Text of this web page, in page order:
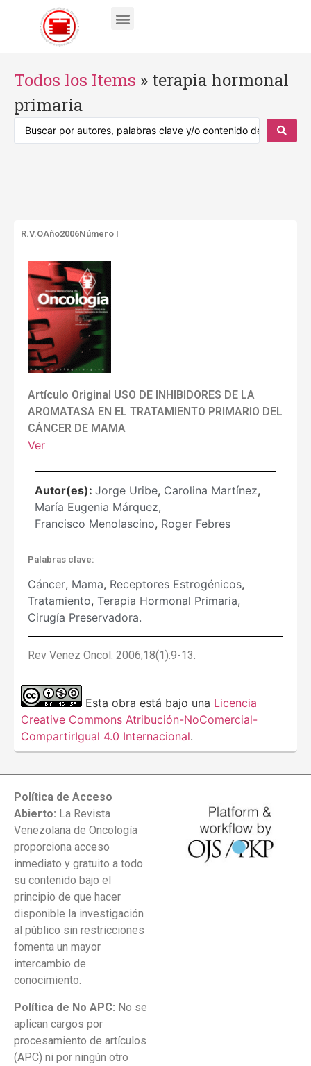
Todos los Items » terapia hormonal
primaria
R.V.OAño2006Número I
Artículo Original USO DE INHIBIDORES DE LA
AROMATASA EN EL TRATAMIENTO PRIMARIO DEL
CÁNCER DE MAMA
Ver
Autor(es): Jorge Uribe, Carolina Martínez,
María Eugenia Márquez,
Francisco Menolascino, Roger Febres
Palabras clave:
Cáncer, Mama, Receptores Estrogénicos,
Tratamiento, Terapia Hormonal Primaria,
Cirugía Preservadora.
Rev Venez Oncol. 2006;18(1):9-13.
Esta obra está bajo una Licencia
Creative Commons Atribución-NoComercial-
CompartirIgual 4.0 Internacional.
Política de Acceso
Abierto: La Revista
Venezolana de Oncología
proporciona acceso
inmediato y gratuito a todo
su contenido bajo el
principio de que hacer
disponible la investigación
al público sin restricciones
fomenta un mayor
intercambio de
conocimiento.
Política de No APC: No se
aplican cargos por
procesamiento de artículos
(APC) ni por ningún otro